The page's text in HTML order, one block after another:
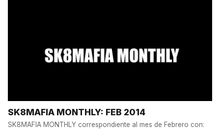
SK8MAFIA MONTHLY: FEB 2014
SK8MAFIA MONTHLY correspondiente al mes de Febrero con: